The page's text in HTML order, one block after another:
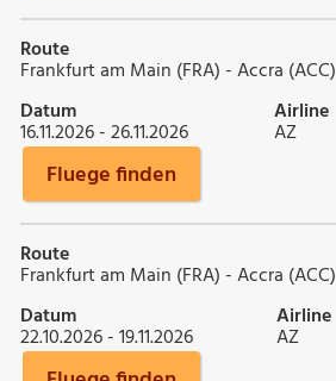
Route
Frankfurt am Main (FRA) - Accra (ACC)
Datum
16.11.2026 - 26.11.2026
Airline
AZ
Fluege finden
Route
Frankfurt am Main (FRA) - Accra (ACC)
Datum
22.10.2026 - 19.11.2026
Airline
AZ